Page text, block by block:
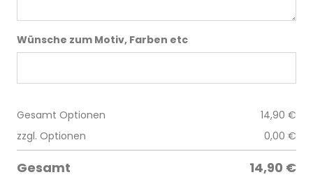
Wünsche zum Motiv, Farben etc
Gesamt Optionen 14,90 €
zzgl. Optionen
0,00 €
Gesamt 14,90 €